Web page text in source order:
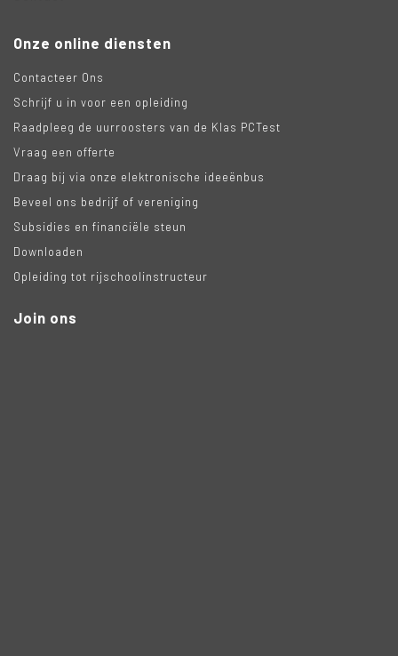
Onze online diensten
Contacteer Ons
Schrijf u in voor een opleiding
Raadpleeg de uurroosters van de Klas PCTest
Vraag een offerte
Draag bij via onze elektronische ideeënbus
Beveel ons bedrijf of vereniging
Subsidies en financiële steun
Downloaden
Opleiding tot rijschoolinstructeur
Join ons